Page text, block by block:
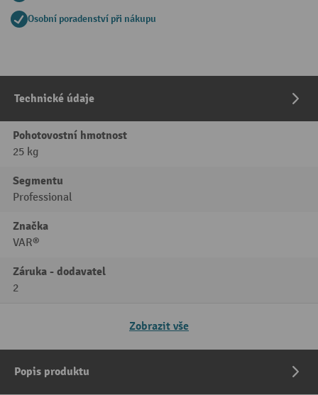
Osobní poradenství při nákupu
Technické údaje
Pohotovostní hmotnost
25 kg
Segmentu
Professional
Značka
VAR®
Záruka - dodavatel
2
Zobrazit vše
Popis produktu